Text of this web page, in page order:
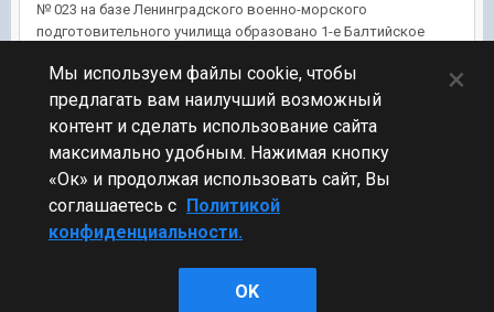
№ 023 на базе Ленинградского военно-морского
подготовительного училища образовано 1-е Балтийское
сроком обучения, формирование завершено 1 октября.
05.10.1952 г. училище провело первый в...
8 апр 2016, 07:15:25 7 ответов
Стиль
Мы используем файлы cookie, чтобы
предлагать вам наилучший возможный
контент и сделать использование сайта
максимально удобным. Нажимая кнопку
«Ок» и продолжая использовать сайт, Вы
соглашаетесь с Политикой
конфиденциальности.
OK
×